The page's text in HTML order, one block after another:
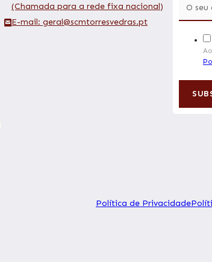
(Chamada para a rede fixa nacional)
E-mail: geral@scmtorresvedras.pt
Política de Privacidade